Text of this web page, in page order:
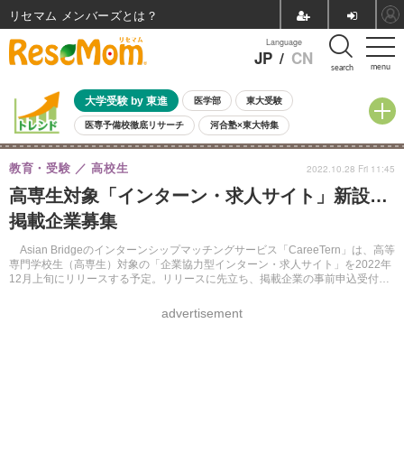
menu
Language
JP / CN search
大学受験 by 東進 医学部 東大受験
医専予備校徹底リサーチ 河合塾×東大特集
親子で考える大学選び 高校受験 中学受験 小学校受験
共通テスト 夏休み
8月開催イベント・WS 全国公立高校 過去問 人気記事
自由研究教材（小学生向け）
高専生対象「インターン・求人サイト」新設…
掲載企業募集
Asian Bridgeのインターンシップマッチングサービス「CareeTern」は、高等
専門学校生（高専生）対象の「企業協力型インターン・求人サイト」を2022年
12月上旬にリリースする予定。リリースに先立ち、掲載企業の事前申込受付を
教育・受験 高校生
advertisement
2022.10.28 Fri 11:45
リセマム メンバーズ